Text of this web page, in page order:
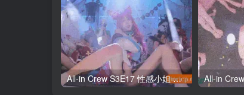
All-in Crew S3E17 性感小姐 第3季 第17期 终极Cosplay大对决 中韩简繁字幕